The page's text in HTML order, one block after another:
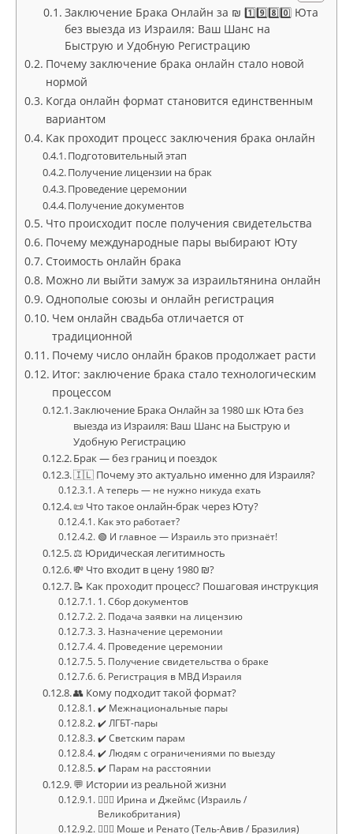
Заключение Брака Онлайн за ₪ 1️⃣9️⃣8️⃣0️⃣ Юта
без выезда из Израиля: Ваш Шанс на
Быструю и Удобную Регистрацию
Почему заключение брака онлайн стало новой
нормой
Когда онлайн формат становится единственным
вариантом
Как проходит процесс заключения брака онлайн
Подготовительный этап
Получение лицензии на брак
Проведение церемонии
Получение документов
Что происходит после получения свидетельства
Почему международные пары выбирают Юту
Стоимость онлайн брака
Можно ли выйти замуж за израильтянина онлайн
Однополые союзы и онлайн регистрация
Чем онлайн свадьба отличается от
традиционной
Почему число онлайн браков продолжает расти
Итог: заключение брака стало технологическим
процессом
Заключение Брака Онлайн за 1980 шк Юта без
выезда из Израиля: Ваш Шанс на Быструю и
Удобную Регистрацию
Брак — без границ и поездок
🇮🇱 Почему это актуально именно для Израиля?
А теперь — не нужно никуда ехать
📜 Что такое онлайн-брак через Юту?
Как это работает?
🟢 И главное — Израиль это признаёт!
⚖️ Юридическая легитимность
💸 Что входит в цену 1980 ₪?
📝 Как проходит процесс? Пошаговая инструкция
1. Сбор документов
2. Подача заявки на лицензию
3. Назначение церемонии
4. Проведение церемонии
5. Получение свидетельства о браке
6. Регистрация в МВД Израиля
👥 Кому подходит такой формат?
✔️ Межнациональные пары
✔️ ЛГБТ-пары
✔️ Светским парам
✔️ Людям с ограничениями по выезду
✔️ Парам на расстоянии
💬 Истории из реальной жизни
👩‍❤️‍👨 Ирина и Джеймс (Израиль /
Великобритания)
👨‍❤️‍👨 Моше и Ренато (Тель-Авив / Бразилия)